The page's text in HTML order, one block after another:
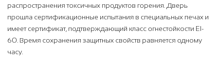
распространения токсичных продуктов горения. Дверь
прошла сертификационные испытания в специальных печах и
имеет сертификат, подтверждающий класс огнестойкости EI-
60. Время сохранения защитных свойств равняется одному
часу.